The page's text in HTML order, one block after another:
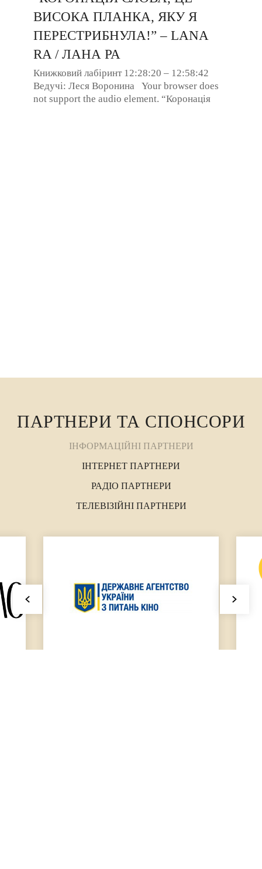
ВИСОКА ПЛАНКА, ЯКУ Я
ПЕРЕСТРИБНУЛА!” – LANA
RA / ЛАНА РА
Книжковий лабіринт 12:28:20 – 12:58:42
Ведучі: Леся Воронина Your browser does
not support the audio element. “Коронація
ПАРТНЕРИ ТА СПОНСОРИ
ІНФОРМАЦІЙНІ ПАРТНЕРИ
ІНТЕРНЕТ ПАРТНЕРИ
РАДІО ПАРТНЕРИ
ТЕЛЕВІЗІЙНІ ПАРТНЕРИ